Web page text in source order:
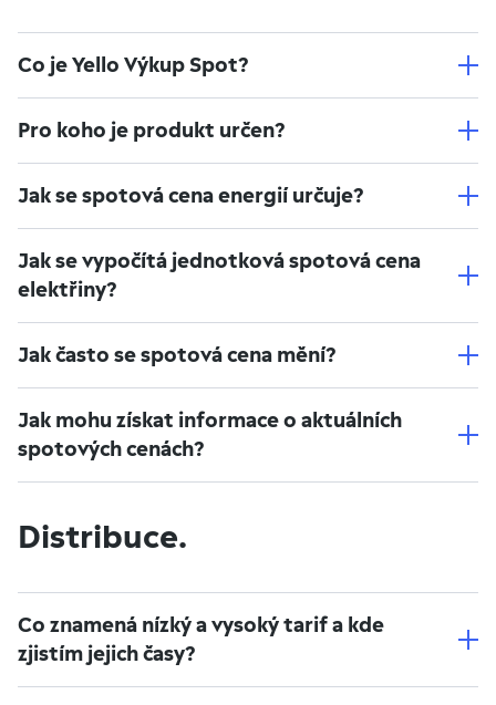
Co je Yello Výkup Spot?
Pro koho je produkt určen?
Jak se spotová cena energií určuje?
Jak se vypočítá jednotková spotová cena
elektřiny?
Jak často se spotová cena mění?
Jak mohu získat informace o aktuálních
spotových cenách?
Distribuce.
Co znamená nízký a vysoký tarif a kde
zjistím jejich časy?